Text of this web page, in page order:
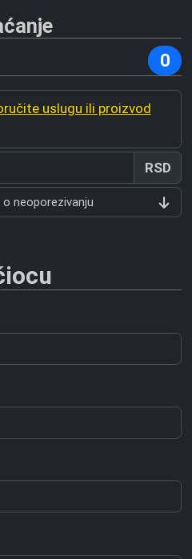
0
uslugu ili proizvod
RSD
neoporezivanju